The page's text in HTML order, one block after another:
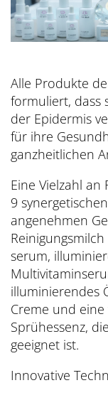
Alle Produkte
formuliert, dass
der Epidermis
für ihre
ganzheitlichen
Eine Vielzahl
9
angenehmen
serum,
illuminierendes
Creme und
Sprühessenz,
geeignet ist.
Innovative